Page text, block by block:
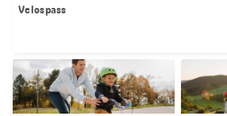
Velospass